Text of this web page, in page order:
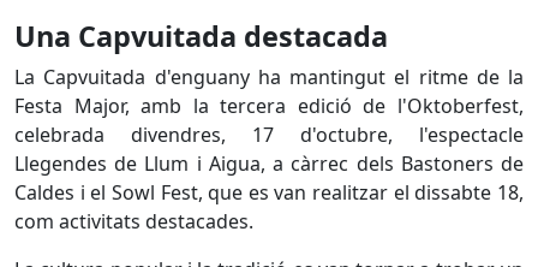
Una Capvuitada destacada
La Capvuitada d'enguany ha mantingut el ritme de la
Festa Major, amb la tercera edició de l'Oktoberfest,
celebrada divendres, 17 d'octubre, l'espectacle
Llegendes de Llum i Aigua, a càrrec dels Bastoners de
Caldes i el Sowl Fest, que es van realitzar el dissabte 18,
com activitats destacades.